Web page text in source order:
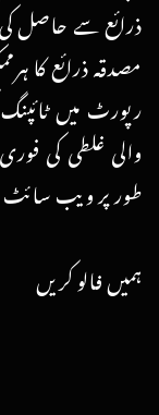
ذرائع سے حاصل
مصدقہ ذرائع کا
رپورٹ میں
والی غلطی کی
طور پر ویب
ہمیں فالو کریں